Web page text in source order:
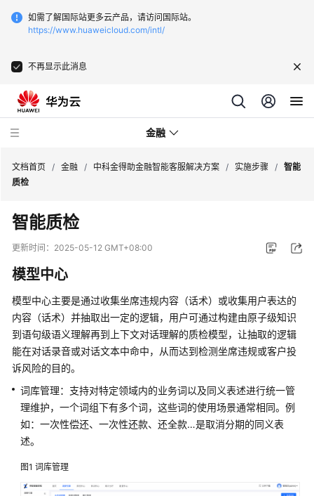
如需了解国际站更多云产品，请访问国际站。
https://www.huaweicloud.com/intl/
不再显示此消息
金融
中
科
软
原
分
布
式
寿
险
心
业
务
系
解
决
文档首页 / 金融 / 中科金得助金融智能客服解决方案 / 实施步骤 / 智能
质检
智能质检
更新时间： 2025-05-12 GMT+08:00
模型中心
模型中心主要是通过收集坐席违规内容（话术）或收集用户表达的
内容（话术）并抽取出一定的逻辑，用户可通过构建由原子级知识
到语句级语义理解再到上下文对话理解的质检模型，让抽取的逻辑
能在对话录音或对话文本中命中，从而达到检测坐席违规或客户投
诉风险的目的。
词库管理：支持对特定领域内的业务词以及同义表述进行统一管
理维护，一个词组下有多个词，这些词的使用场景通常相同。例
如：一次性偿还、一次性还款、还全款…是取消分期的同义表
述。
图1 词库管理